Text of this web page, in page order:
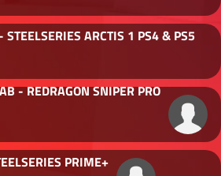
STEELSERIES ARCTIS 1 PS4 & PS5
- REDRAGON SNIPER PRO
PRIME+